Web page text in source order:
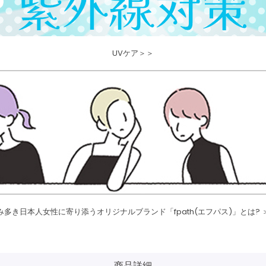
UVケア＞＞
多き日本人女性に寄り添うオリジナルブランド「fpath(エフパス)」とは?